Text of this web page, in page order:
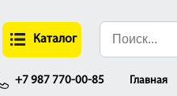
Каталог
+7 987 770-00-85 Главная